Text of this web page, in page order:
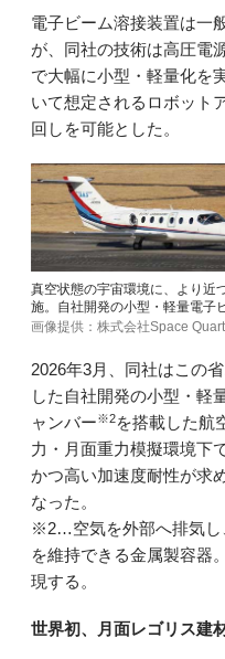
電子ビーム溶接装置は一
が、同社の技術は高圧電
で大幅に小型・軽量化を
いて想定されるロボット
回しを可能とした。
真空状態の宇宙環境に、より近
施。自社開発の小型・軽量電子
画像提供：株式会社Space
2026年3月、同社はこの
した自社開発の小型・軽
ャンバー※2を搭載した航
力・月面重力模擬環境下
かつ高い加速度耐性が求
なった。
※2…空気を外部へ排気し
を維持できる金属製容器
現する。
世界初、月面レゴリス建